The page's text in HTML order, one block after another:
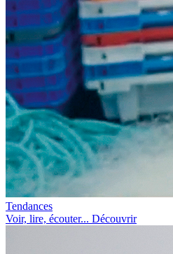
Tendances
Voir, lire, écouter... Découvrir